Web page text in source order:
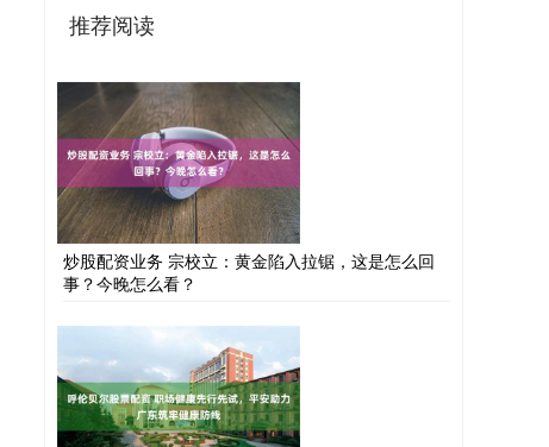
推荐阅读
炒股配资业务 宗校立：黄金陷入拉锯，这是怎么回
事？今晚怎么看？